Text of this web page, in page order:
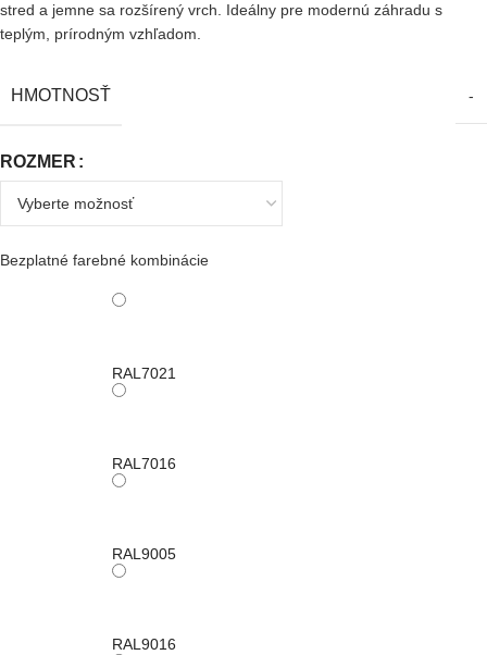
stred a jemne sa rozšírený vrch. Ideálny pre modernú záhradu s
teplým, prírodným vzhľadom.
HMOTNOSŤ -
ROZMER
Bezplatné farebné kombinácie
RAL7021
RAL7016
RAL9005
RAL9016